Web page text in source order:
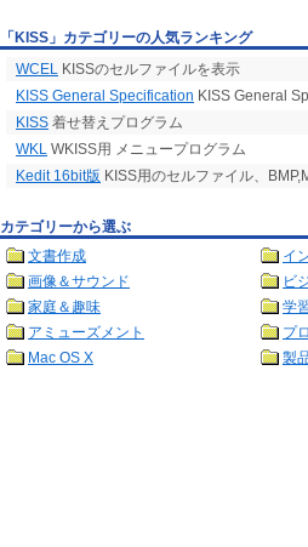
「KISS」カテゴリーの人気ランキング
WCEL KISSのセルファイルを表示
KISS General Specification KISS General
KISS 着せ替えプログラム
WKL WKISS用 メニュープログラム
Kedit 16bit版 KISS用のセルファイル、
カテゴリーから選ぶ
文書作成
イ
画像＆サウンド
ビ
家庭＆趣味
学
アミューズメント
プ
Mac OS X
製